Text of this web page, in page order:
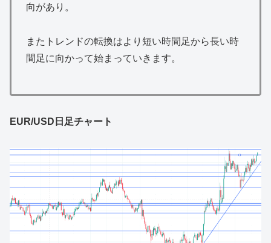
向があり。
またトレンドの転換はより短い時間足から長い時
間足に向かって始まっていきます。
EUR/USD日足チャート